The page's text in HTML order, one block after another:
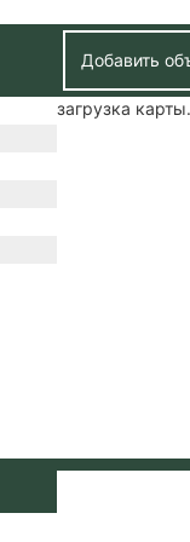
Добавить
загрузка